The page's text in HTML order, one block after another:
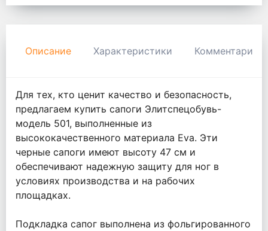
Описание Характеристики Комментарии
Для тех, кто ценит качество и безопасность,
предлагаем купить сапоги Элитспецобувь-
модель 501, выполненные из
высококачественного материала Eva. Эти
черные сапоги имеют высоту 47 см и
обеспечивают надежную защиту для ног в
условиях производства и на рабочих
площадках.
Подкладка сапог выполнена из фольгированного